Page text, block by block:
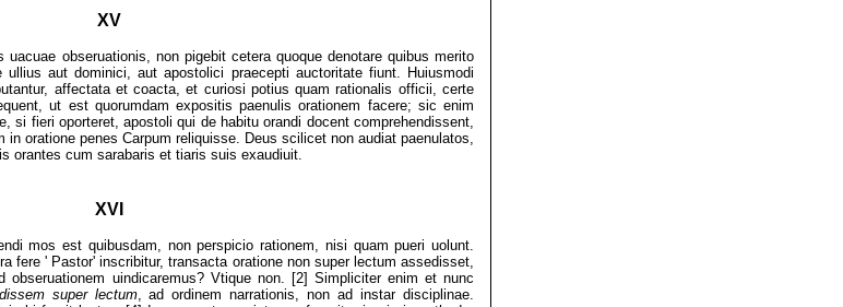
XV
uacuae obseruationis, non pigebit cetera quoque denotare quibus merito
aut dominici, aut apostolici praecepti auctoritate fiunt. Huiusmodi
affectata et coacta, et curiosi potius quam rationalis officii, certe
ut est quorumdam expositis paenulis orationem facere; sic enim
si fieri oporteret, apostoli qui de habitu orandi docent comprehendissent,
oratione penes Carpum reliquisse. Deus scilicet non audiat paenulatos,
orantes cum sarabaris et tiaris suis exaudiuit.
XVI
mos est quibusdam, non perspicio rationem, nisi quam pueri uolunt.
fere ' Pastor' inscribitur, transacta oratione non super lectum assedisset,
obseruationem uindicaremus? Vtique non. [2] Simpliciter enim et nunc
super lectum, ad ordinem narrationis, non ad instar disciplinae.